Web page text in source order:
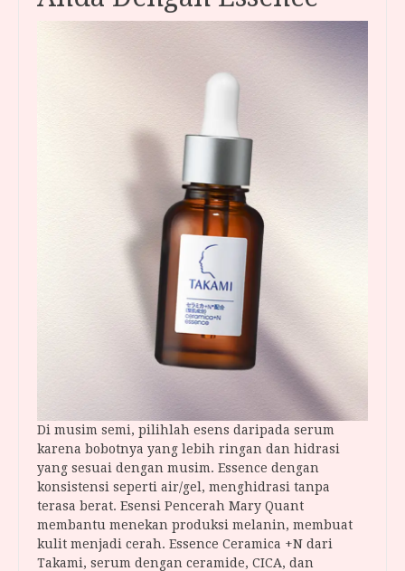
Di musim semi, pilihlah esens daripada serum
karena bobotnya yang lebih ringan dan hidrasi
yang sesuai dengan musim. Essence dengan
konsistensi seperti air/gel, menghidrasi tanpa
terasa berat. Esensi Pencerah Mary Quant
membantu menekan produksi melanin, membuat
kulit menjadi cerah. Essence Ceramica +N dari
Takami, serum dengan ceramide, CICA, dan